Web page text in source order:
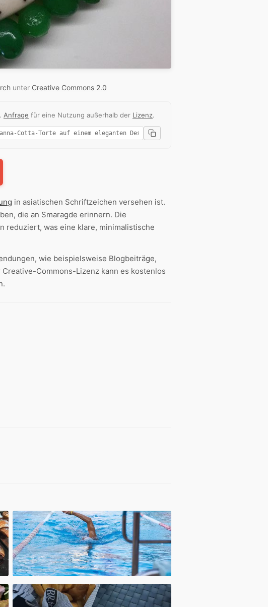
unter Creative Commons 2.0
Anfrage für eine Nutzung außerhalb der Lizenz.
in asiatischen Schriftzeichen versehen ist.
die an Smaragde erinnern. Die
reduziert, was eine klare, minimalistische
wie beispielsweise Blogbeiträge,
Creative-Commons-Lizenz kann es kostenlos